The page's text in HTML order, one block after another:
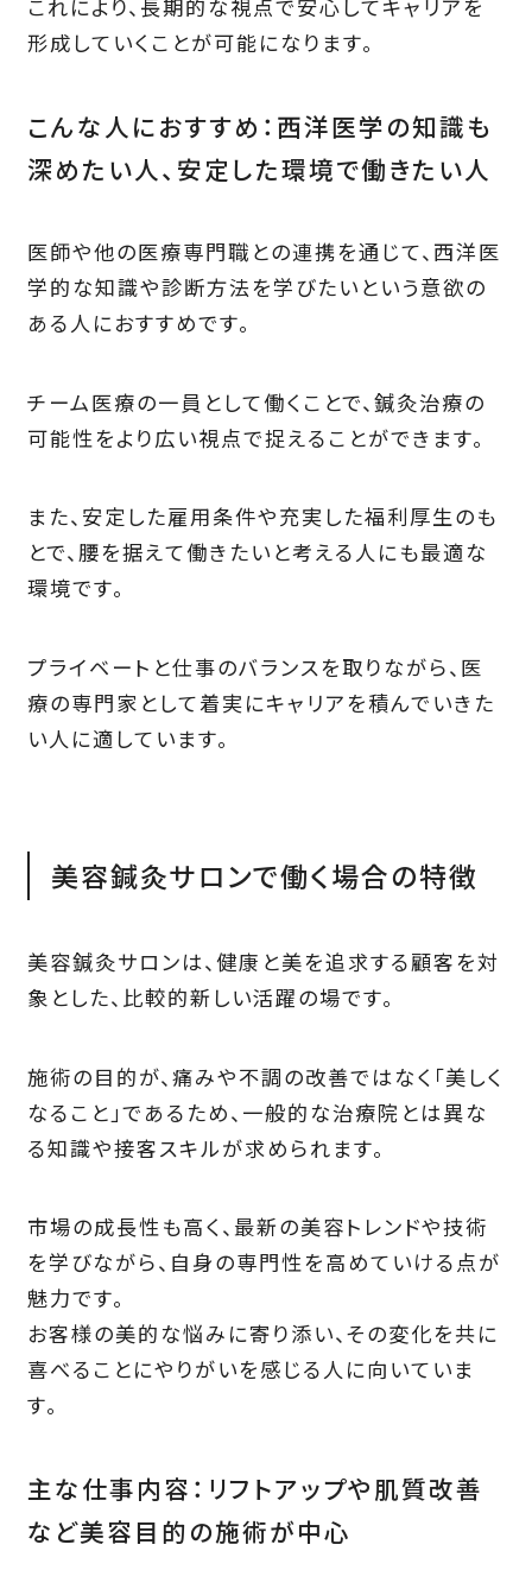
これにより、長期的な視点で安心してキャリアを
形成していくことが可能になります。
こんな人におすすめ：西洋医学の知識も
深めたい人、安定した環境で働きたい人
医師や他の医療専門職との連携を通じて、西洋医
学的な知識や診断方法を学びたいという意欲の
ある人におすすめです。
チーム医療の一員として働くことで、鍼灸治療の
可能性をより広い視点で捉えることができます。
また、安定した雇用条件や充実した福利厚生のも
とで、腰を据えて働きたいと考える人にも最適な
環境です。
プライベートと仕事のバランスを取りながら、医
療の専門家として着実にキャリアを積んでいきた
い人に適しています。
美容鍼灸サロンで働く場合の特徴
美容鍼灸サロンは、健康と美を追求する顧客を対
象とした、比較的新しい活躍の場です。
施術の目的が、痛みや不調の改善ではなく「美しく
なること」であるため、一般的な治療院とは異な
る知識や接客スキルが求められます。
市場の成長性も高く、最新の美容トレンドや技術
を学びながら、自身の専門性を高めていける点が
魅力です。
お客様の美的な悩みに寄り添い、その変化を共に
喜べることにやりがいを感じる人に向いていま
す。
主な仕事内容：リフトアップや肌質改善
など美容目的の施術が中心